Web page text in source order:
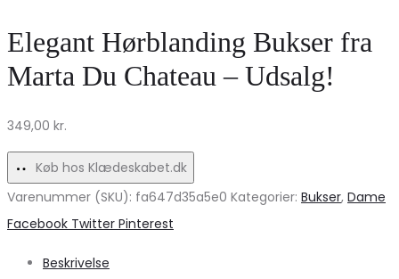
Elegant Hørblanding Bukser fra
Marta Du Chateau – Udsalg!
349,00 kr.
Køb hos Klædeskabet.dk
Varenummer (SKU): fa647d35a5e0 Kategorier: Bukser, Dame
Share
Facebook Twitter Pinterest
Beskrivelse